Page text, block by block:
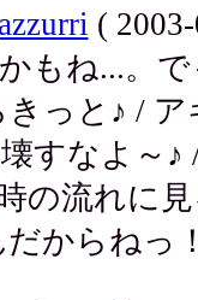
azzurri (
もね...。
っと♪ / ア
すなよ～♪
流れに見
からねっ